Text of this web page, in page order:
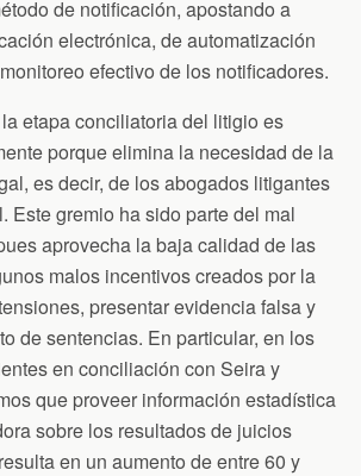
de notificación, apostando a
electrónica, de automatización
efectivo de los notificadores.
etapa conciliatoria del litigio es
porque elimina la necesidad de la
es decir, de los abogados litigantes
Este gremio ha sido parte del mal
aprovecha la baja calidad de las
malos incentivos creados por la
presentar evidencia falsa y
de sentencias. En particular, en los
en conciliación con Seira y
que proveer información estadística
sobre los resultados de juicios
en un aumento de entre 60 y